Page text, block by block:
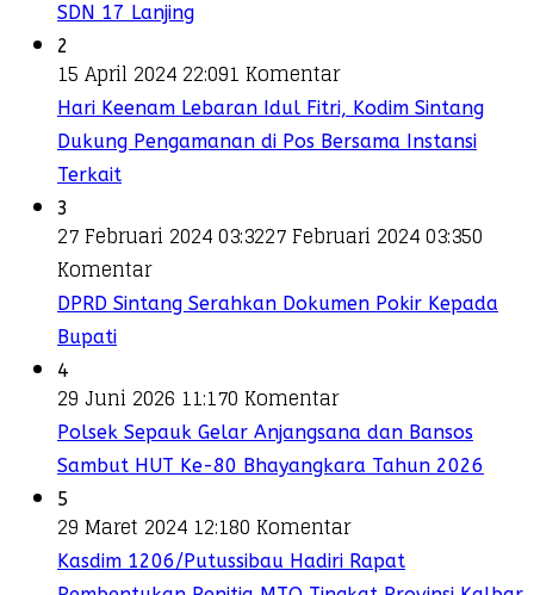
SDN 17 Lanjing
2
15 April 2024 22:091 Komentar
Hari Keenam Lebaran Idul Fitri, Kodim Sintang
Dukung Pengamanan di Pos Bersama Instansi
Terkait
3
27 Februari 2024 03:3227 Februari 2024 03:350
Komentar
DPRD Sintang Serahkan Dokumen Pokir Kepada
Bupati
4
29 Juni 2026 11:170 Komentar
Polsek Sepauk Gelar Anjangsana dan Bansos
Sambut HUT Ke-80 Bhayangkara Tahun 2026
5
29 Maret 2024 12:180 Komentar
Kasdim 1206/Putussibau Hadiri Rapat